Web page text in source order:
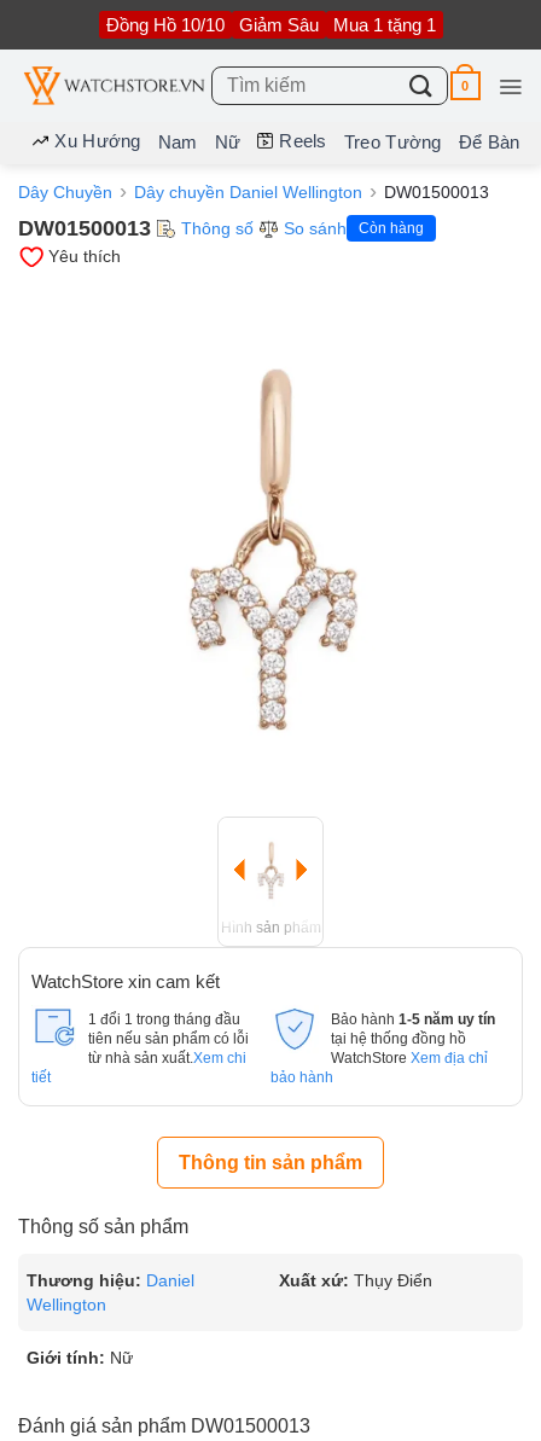
nội
dung
Đồng Hồ 10/10 Giảm Sâu Mua 1 tặng 1
Tìm
kiếm:
0
Xu Hướng Nam Nữ Reels Treo Tường Để Bàn
Dây Chuyền Dây chuyền Daniel Wellington DW01500013
DW01500013 Thông số So sánh Còn hàng
Yêu thích
Hình sản phẩm
WatchStore xin cam kết
1 đổi 1 trong tháng đầu
tiên nếu sản phẩm có lỗi
từ nhà sản xuất. Xem chi
tiết
Bảo hành 1-5 năm uy tín
tại hệ thống đồng hồ
WatchStore Xem địa chỉ
bảo hành
Thông tin sản phẩm
Thông số sản phẩm
Thương hiệu: Daniel
Wellington
Xuất xứ: Thụy Điển
Giới tính: Nữ
Đánh giá sản phẩm DW01500013